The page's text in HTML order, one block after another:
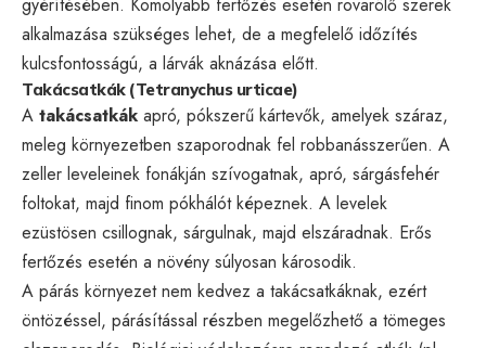
alkalmazása szükséges lehet, de a megfelelő időzítés
kulcsfontosságú, a lárvák aknázása előtt.
Takácsatkák (Tetranychus urticae)
A takácsatkák apró, pókszerű kártevők, amelyek száraz,
meleg környezetben szaporodnak fel robbanásszerűen. A
zeller leveleinek fonákján szívogatnak, apró, sárgásfehér
foltokat, majd finom pókhálót képeznek. A levelek
ezüstösen csillognak, sárgulnak, majd elszáradnak. Erős
fertőzés esetén a növény súlyosan károsodik.
A párás környezet nem kedvez a takácsatkáknak, ezért
öntözéssel, párásítással részben megelőzhető a tömeges